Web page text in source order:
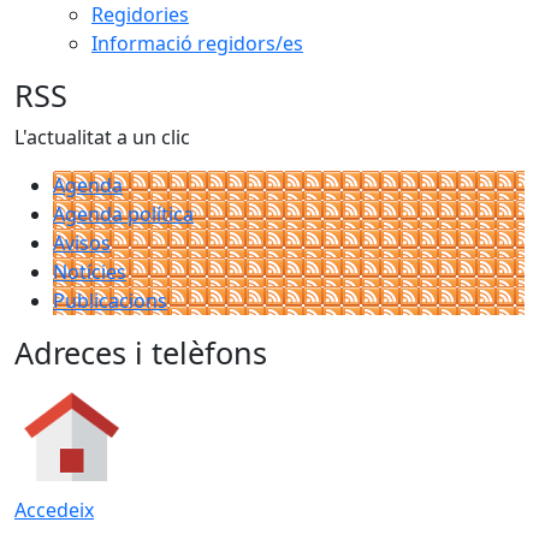
Regidories
Informació regidors/es
RSS
L'actualitat a un clic
Agenda
Agenda política
Avisos
Notícies
Publicacions
Adreces i telèfons
Accedeix